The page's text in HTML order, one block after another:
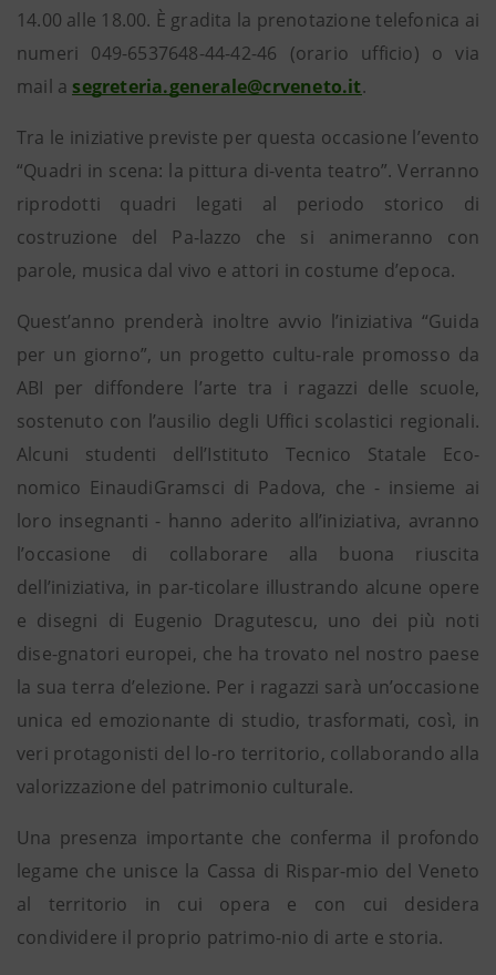
14.00 alle 18.00. È gradita la prenotazione telefonica ai
numeri 049-6537648-44-42-46 (orario ufficio) o via
mail a segreteria.generale@crveneto.it.
Tra le iniziative previste per questa occasione l’evento
“Quadri in scena: la pittura di-venta teatro”. Verranno
riprodotti quadri legati al periodo storico di
costruzione del Pa-lazzo che si animeranno con
parole, musica dal vivo e attori in costume d’epoca.
Quest’anno prenderà inoltre avvio l’iniziativa “Guida
per un giorno”, un progetto cultu-rale promosso da
ABI per diffondere l’arte tra i ragazzi delle scuole,
sostenuto con l’ausilio degli Uffici scolastici regionali.
Alcuni studenti dell’Istituto Tecnico Statale Eco-
nomico EinaudiGramsci di Padova, che - insieme ai
loro insegnanti - hanno aderito all’iniziativa, avranno
l’occasione di collaborare alla buona riuscita
dell’iniziativa, in par-ticolare illustrando alcune opere
e disegni di Eugenio Dragutescu, uno dei più noti
dise-gnatori europei, che ha trovato nel nostro paese
la sua terra d’elezione. Per i ragazzi sarà un’occasione
unica ed emozionante di studio, trasformati, così, in
veri protagonisti del lo-ro territorio, collaborando alla
valorizzazione del patrimonio culturale.
Una presenza importante che conferma il profondo
legame che unisce la Cassa di Rispar-mio del Veneto
al territorio in cui opera e con cui desidera
condividere il proprio patrimo-nio di arte e storia.